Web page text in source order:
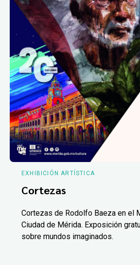
EXHIBICIÓN ARTÍSTICA
Cortezas
Cortezas de Rodolfo Baeza en el
Ciudad de Mérida. Exposición
sobre mundos imaginados.